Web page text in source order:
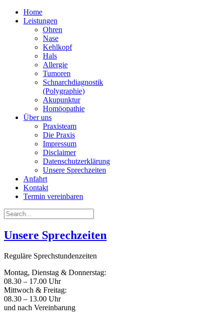
Home
Leistungen
Ohren
Nase
Kehlkopf
Hals
Allergie
Tumoren
Schnarchdiagnostik
(Polygraphie)
Akupunktur
Homöopathie
Über uns
Praxisteam
Die Praxis
Impressum
Disclaimer
Datenschutzerklärung
Unsere Sprechzeiten
Anfahrt
Kontakt
Termin vereinbaren
Unsere Sprechzeiten
Reguläre Sprechstundenzeiten
Montag, Dienstag & Donnerstag:
08.30 – 17.00 Uhr
Mittwoch & Freitag:
08.30 – 13.00 Uhr
und nach Vereinbarung